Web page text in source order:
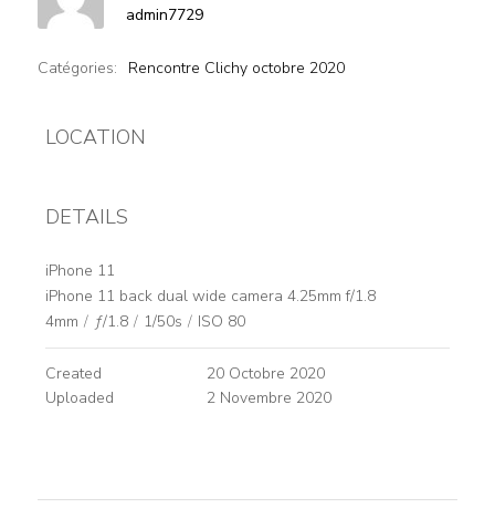
admin7729
Catégories: Rencontre Clichy octobre 2020
LOCATION
DETAILS
iPhone 11
iPhone 11 back dual wide camera 4.25mm f/1.8
4mm / ƒ/1.8 / 1/50s / ISO 80
Created
20 Octobre 2020
Uploaded
2 Novembre 2020